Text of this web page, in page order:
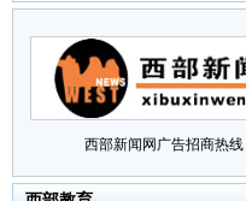
西部新闻网广告招商热线